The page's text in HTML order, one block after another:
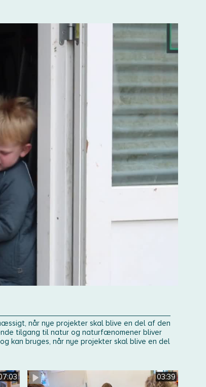
når nye projekter skal blive en del af den
tilgang til natur og naturfænomener bliver
kan bruges, når nye projekter skal blive en del
03:39